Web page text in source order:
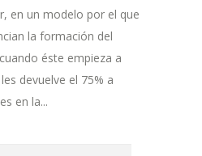
en un modelo por el que
la formación del
éste empieza a
devuelve el 75% a
en la...